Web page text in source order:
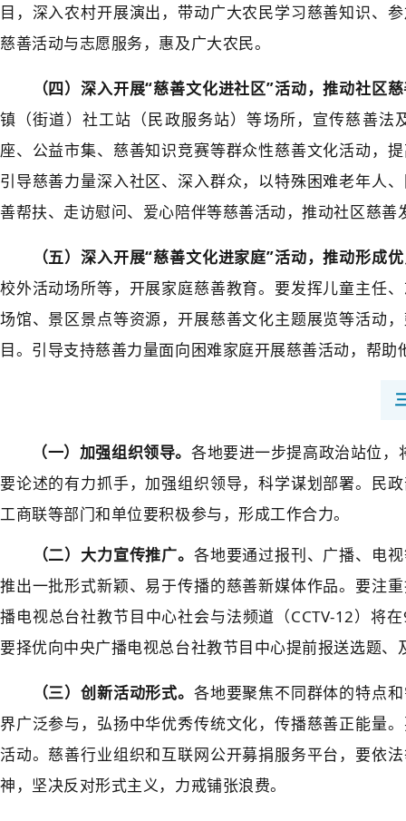
目，深入农村开展演出，带动广大农民学习慈善知识、
慈善活动与志愿服务，惠及广大农民。
（四）深入开展“慈善文化进社区”活动，推动社区慈
镇（街道）社工站（民政服务站）等场所，宣传慈善
座、公益市集、慈善知识竞赛等群众性慈善文化活动，
引导慈善力量深入社区、深入群众，以特殊困难老年人
善帮扶、走访慰问、爱心陪伴等慈善活动，推动社区慈
（五）深入开展“慈善文化进家庭”活动，推动形成优
校外活动场所等，开展家庭慈善教育。要发挥儿童主任
场馆、景区景点等资源，开展慈善文化主题展览等活动
目。引导支持慈善力量面向困难家庭开展慈善活动，帮助
（一）加强组织领导。 各地要进一步提高政治站位，
要论述的有力抓手，加强组织领导，科学谋划部署。民
工商联等部门和单位要积极参与，形成工作合力。
（二）大力宣传推广。 各地要通过报刊、广播、电
推出一批形式新颖、易于传播的慈善新媒体作品。要注
播电视总台社教节目中心社会与法频道（CCTV-12）将
要择优向中央广播电视总台社教节目中心提前报送选题
（三）创新活动形式。 各地要聚焦不同群体的特点
界广泛参与，弘扬中华优秀传统文化，传播慈善正能量
活动。慈善行业组织和互联网公开募捐服务平台，要依
神，坚决反对形式主义，力戒铺张浪费。